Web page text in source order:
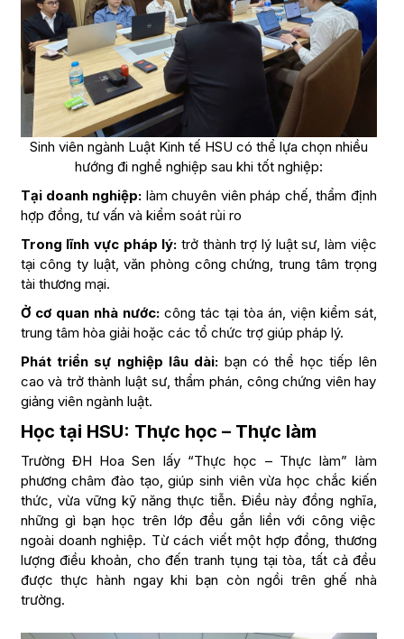
Sinh viên ngành Luật Kinh tế HSU có thể lựa chọn nhiều
hướng đi nghề nghiệp sau khi tốt nghiệp:
Tại doanh nghiệp: làm chuyên viên pháp chế, thẩm định
hợp đồng, tư vấn và kiểm soát rủi ro
Trong lĩnh vực pháp lý: trở thành trợ lý luật sư, làm việc
tại công ty luật, văn phòng công chứng, trung tâm trọng
tài thương mại.
Ở cơ quan nhà nước:công tác tại tòa án, viện kiểm sát,
trung tâm hòa giải hoặc các tổ chức trợ giúp pháp lý.
Phát triển sự nghiệp lâu dài: bạn có thể học tiếp lên
cao và trở thành luật sư, thẩm phán, công chứng viên hay
giảng viên ngành luật.
Học tại HSU: Thực học – Thực làm
Trường ĐH Hoa Sen lấy “Thực học – Thực làm” làm
phương châm đào tạo, giúp sinh viên vừa học chắc kiến
thức, vừa vững kỹ năng thực tiễn. Điều này đồng nghĩa,
những gì bạn học trên lớp đều gắn liền với công việc
ngoài doanh nghiệp. Từ cách viết một hợp đồng, thương
lượng điều khoản, cho đến tranh tụng tại tòa, tất cả đều
được thực hành ngay khi bạn còn ngồi trên ghế nhà
trường.